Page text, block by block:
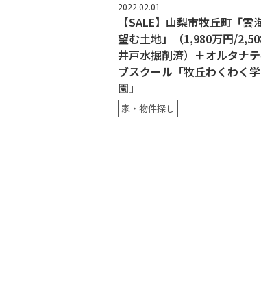
2022.02.01
【SALE】山梨市牧丘町「雲
望む土地」（1,980万円/
井戸水掘削済）＋オルタナテ
ブスクール「牧丘わくわく学
園」
家・物件探し